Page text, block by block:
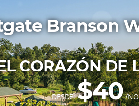
Branson
CORAZÓN DE
DESDE:$40/